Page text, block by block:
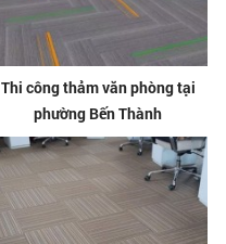
Thi công thảm văn phòng tại
phường Bến Thành